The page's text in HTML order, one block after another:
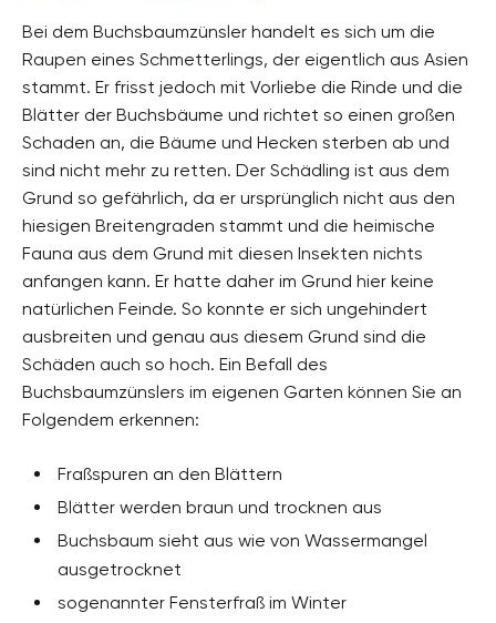
Bei dem Buchsbaumzünsler handelt es sich um die
Raupen eines Schmetterlings, der eigentlich aus Asien
stammt. Er frisst jedoch mit Vorliebe die Rinde und die
Blätter der Buchsbäume und richtet so einen großen
Schaden an, die Bäume und Hecken sterben ab und
sind nicht mehr zu retten. Der Schädling ist aus dem
Grund so gefährlich, da er ursprünglich nicht aus den
hiesigen Breitengraden stammt und die heimische
Fauna aus dem Grund mit diesen Insekten nichts
anfangen kann. Er hatte daher im Grund hier keine
natürlichen Feinde. So konnte er sich ungehindert
ausbreiten und genau aus diesem Grund sind die
Schäden auch so hoch. Ein Befall des
Buchsbaumzünslers im eigenen Garten können Sie an
Folgendem erkennen:
Fraßspuren an den Blättern
Blätter werden braun und trocknen aus
Buchsbaum sieht aus wie von Wassermangel
ausgetrocknet
sogenannter Fensterfraß im Winter